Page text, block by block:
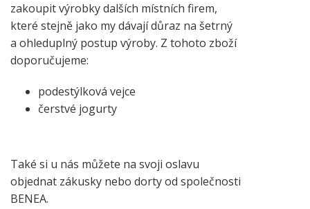
zakoupit výrobky dalších místních firem,
které stejně jako my dávají důraz na šetrný
a ohleduplný postup výroby. Z tohoto zboží
doporučujeme:
podestýlková vejce
čerstvé jogurty
Také si u nás můžete na svoji oslavu
objednat zákusky nebo dorty od společnosti
BENEA.